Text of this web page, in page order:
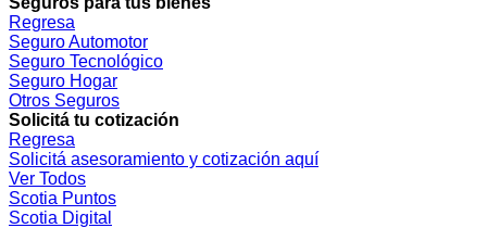
Regresa
Seguro Automotor
Seguro Tecnológico
Seguro Hogar
Otros Seguros
Solicitá tu cotización
Regresa
Solicitá asesoramiento y cotización aquí
Ver Todos
Scotia Puntos
Scotia Digital